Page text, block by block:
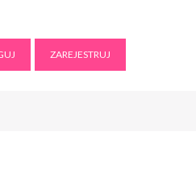
ZAREJESTRUJ